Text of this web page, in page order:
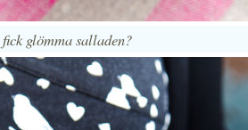
glömma salladen?